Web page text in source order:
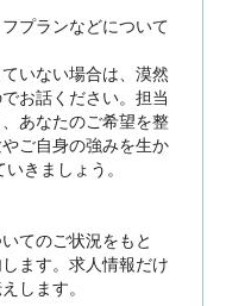
プランなどについて
いない場合は、漠然
お話ください。担当
あなたのご希望を整
ご自身の強みを生か
きましょう。
てのご状況をもと
ます。求人情報だけ
します。